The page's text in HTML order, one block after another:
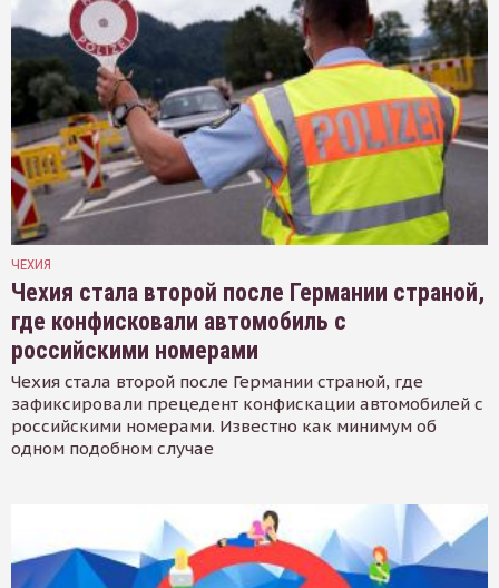
ЧЕХИЯ
Чехия стала второй после Германии страной,
где конфисковали автомобиль с
российскими номерами
Чехия стала второй после Германии страной, где
зафиксировали прецедент конфискации автомобилей с
российскими номерами. Известно как минимум об
одном подобном случае